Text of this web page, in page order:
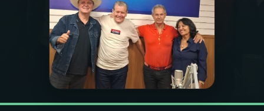
A RÁDIO
PROGRAMAÇÃO
PROGRAMAS